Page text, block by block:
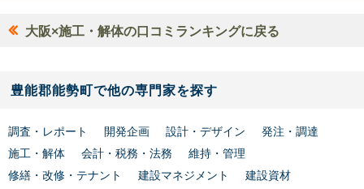
大阪×施工・解体の口コミランキングに戻る
豊能郡能勢町で他の専門家を探す
調査・レポート 開発企画 設計・デザイン
発注・調達
施工・解体
会計・税務・法務
維持・管理
修繕・改修・テナント
建設マネジメント
建設資材